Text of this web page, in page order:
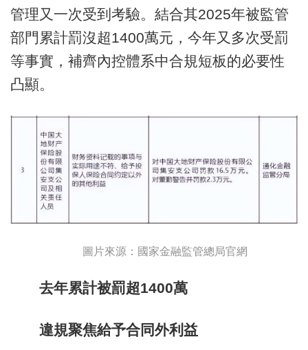
管理又一次受到考驗。結合其2025年被監管
部門累計罰沒超1400萬元，今年又多次受罰
等事實，補齊內控體系中合規短板的必要性
凸顯。
圖片來源：國家金融監管總局官網
去年累計被罰超1400萬
違規聚焦給予合同外利益